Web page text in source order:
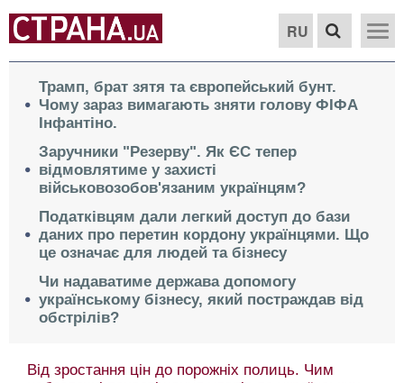
RU
Трамп, брат зятя та європейський бунт.
Чому зараз вимагають зняти голову ФІФА
Інфантіно.
Заручники "Резерву". Як ЄС тепер
відмовлятиме у захисті
військовозобов'язаним українцям?
Податківцям дали легкий доступ до бази
даних про перетин кордону українцями. Що
це означає для людей та бізнесу
Чи надаватиме держава допомогу
українському бізнесу, який постраждав від
обстрілів?
Від зростання цін до порожніх полиць. Чим